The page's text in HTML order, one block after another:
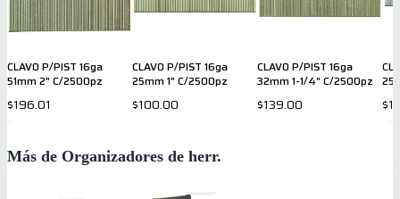
CLAVO P/PIST 16ga
51mm 2" C/2500pz
$196.01
CLAVO P/PIST 16ga
25mm 1" C/2500pz
$100.00
CLAVO P/PIST 16ga
32mm 1-1/4" C/2500pz
$139.00
Más de Organizadores de herr.